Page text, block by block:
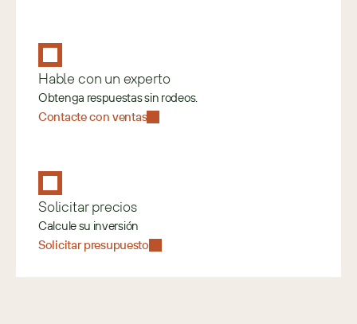
Hable con un experto
Obtenga respuestas sin rodeos.
Contacte con ventas
Solicitar precios
Calcule su inversión
Solicitar presupuesto